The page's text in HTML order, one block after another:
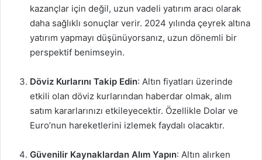
kazançlar için değil, uzun vadeli yatırım aracı olarak
daha sağlıklı sonuçlar verir. 2024 yılında çeyrek altına
yatırım yapmayı düşünüyorsanız, uzun dönemli bir
perspektif benimseyin.
Döviz Kurlarını Takip Edin: Altın fiyatları üzerinde
etkili olan döviz kurlarından haberdar olmak, alım
satım kararlarınızı etkileyecektir. Özellikle Dolar ve
Euro’nun hareketlerini izlemek faydalı olacaktır.
Güvenilir Kaynaklardan Alım Yapın: Altın alırken